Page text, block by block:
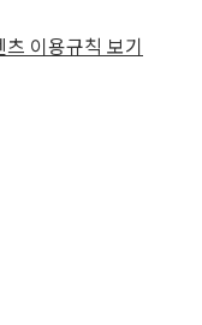
이용규칙 보기